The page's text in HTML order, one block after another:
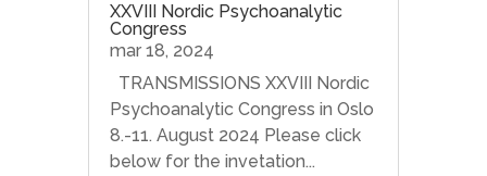
XXVIII Nordic Psychoanalytic
Congress
mar 18, 2024
TRANSMISSIONS XXVIII Nordic
Psychoanalytic Congress in Oslo
8.-11. August 2024 Please click
below for the invetation...